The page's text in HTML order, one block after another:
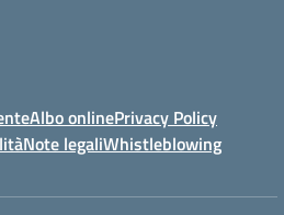
Albo onlinePrivacy Policy
Note legaliWhistleblowing